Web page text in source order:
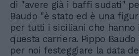
di "avere già i baffi sudati"
Baudo "è stato ed è una
per tutti i siciliani che hanno
questa carriera. Pippo Baudo
per noi festeggiare la data